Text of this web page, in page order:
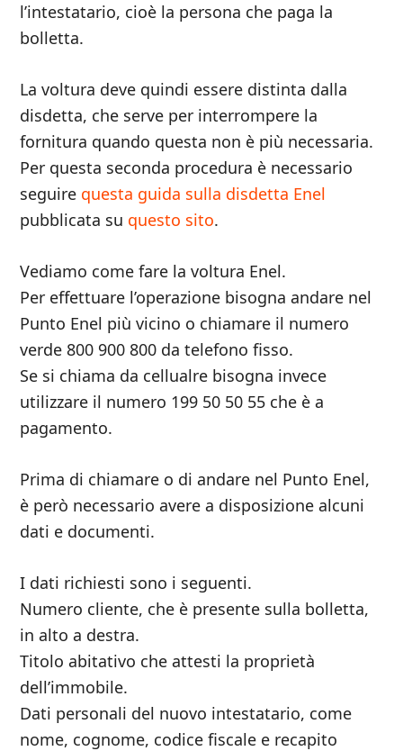
l’intestatario, cioè la persona che paga la
bolletta.
La voltura deve quindi essere distinta dalla
disdetta, che serve per interrompere la
fornitura quando questa non è più necessaria.
Per questa seconda procedura è necessario
seguire questa guida sulla disdetta Enel
pubblicata su questo sito.
Vediamo come fare la voltura Enel.
Per effettuare l’operazione bisogna andare nel
Punto Enel più vicino o chiamare il numero
verde 800 900 800 da telefono fisso.
Se si chiama da cellualre bisogna invece
utilizzare il numero 199 50 50 55 che è a
pagamento.
Prima di chiamare o di andare nel Punto Enel,
è però necessario avere a disposizione alcuni
dati e documenti.
I dati richiesti sono i seguenti.
Numero cliente, che è presente sulla bolletta,
in alto a destra.
Titolo abitativo che attesti la proprietà
dell’immobile.
Dati personali del nuovo intestatario, come
nome, cognome, codice fiscale e recapito